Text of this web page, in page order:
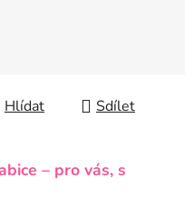
Hlídat Sdílet
– pro vás, s